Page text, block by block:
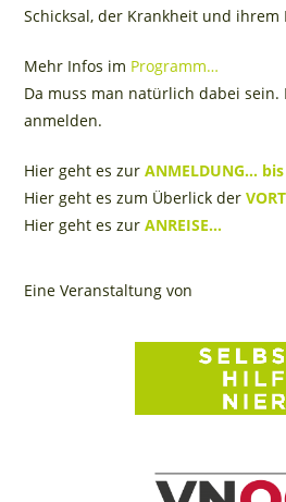
Schicksal, der Krankheit und ihrem
Mehr Infos im Programm…
Da muss man natürlich dabei sein.
anmelden.
Hier geht es zurANMELDUNG…
Hier geht es zum Überlick der
Hier geht es zurANREISE…
Eine Veranstaltung von